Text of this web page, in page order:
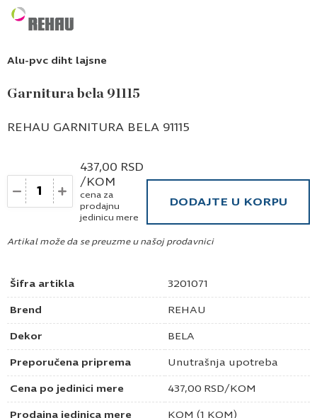
Alu-pvc diht lajsne
Garnitura bela 91115
Šifra artikla 3201071
Brend REHAU
Dekor BELA
Preporučena priprema Unutrašnja upotreba
Cena po jedinici mere 437,00 RSD/KOM
Prodajna jedinica mere KOM (1 KOM)
REHAU GARNITURA BELA 91115
Količina
437,00 RSD
/KOM
cena za
prodajnu
jedinicu mere
DODAJTE U KORPU
Artikal može da se preuzme u našoj prodavnici